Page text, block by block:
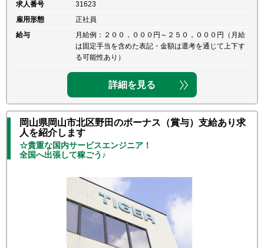
求人番号
31623
雇用形態
正社員
給与
月給例：２００，０００円～２５０，０００円（月給
は固定手当を含めた表記・金額は選考を通じて上下す
る可能性あり）
詳細を見る
岡山県岡山市北区野田のボーナス（賞与）支給あり求
人を紹介します
☆貴重な国内サービスエンジニア！
全国へ出張して稼ごう♪